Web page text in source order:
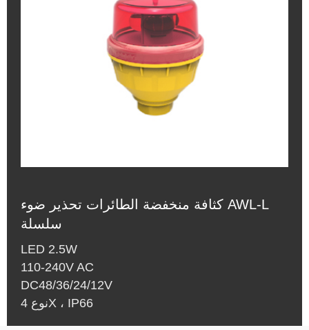
كثافة منخفضة الطائرات تحذير ضوء AWL-L
سلسلة
LED 2.5W
110-240V AC
DC48/36/24/12V
نوع 4X ، IP66